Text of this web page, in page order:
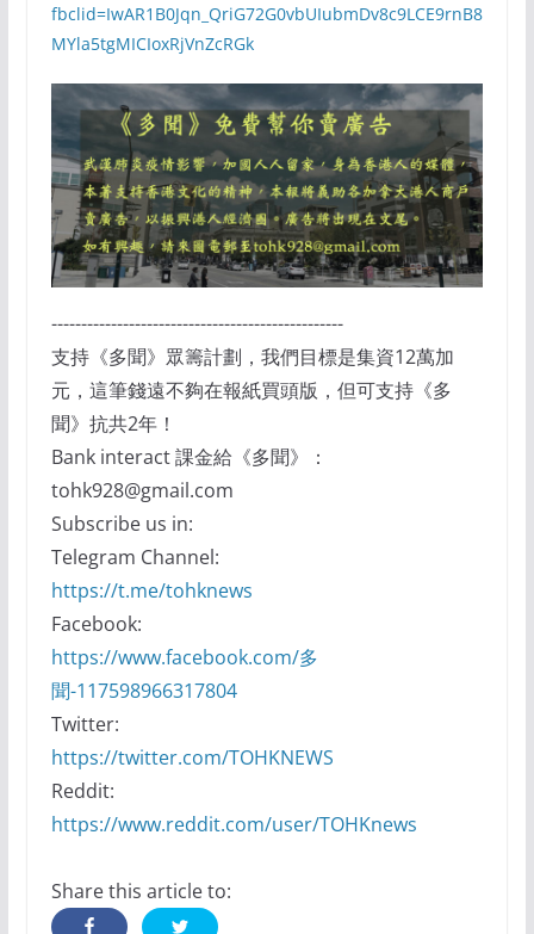
fbclid=IwAR1B0Jqn_QriG72G0vbUIubmDv8c9LCE9rnB8
MYla5tgMICIoxRjVnZcRGk
-------------------------------------------------
支持《多聞》眾籌計劃，我們目標是集資12萬加
元，這筆錢遠不夠在報紙買頭版，但可支持《多
聞》抗共2年！
Bank interact 課金給《多聞》：
tohk928@gmail.com
Subscribe us in:
Telegram Channel:
https://t.me/tohknews
Facebook:
https://www.facebook.com/多
聞-117598966317804
Twitter:
https://twitter.com/TOHKNEWS
Reddit:
https://www.reddit.com/user/TOHKnews
Share this article to: